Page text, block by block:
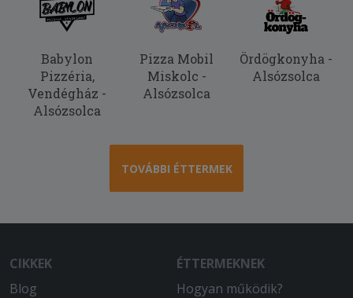
2025-11-15 - Dóra:
2025-10-31 - :
Sokadjára rendeltünk innen, mindig
finom a kaja. ) A
imádom, azt szinte mindig rendelem, a
pizzáik is egész jók.
máskor is még természetesen.
Babylon
Pizzéria,
Vendégház -
Alsózsolca
Pizza Mobil
Miskolc -
Alsózsolca
Ördögkonyha -
Alsózsolca
TOVÁBBI ÉTTERMEK
CIKKEK
Blog
ÉTTERMEKNEK
Hogyan működik?